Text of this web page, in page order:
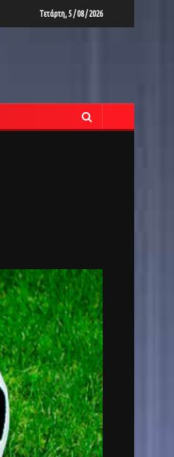
Τετάρτη, 5 / 08 / 2026